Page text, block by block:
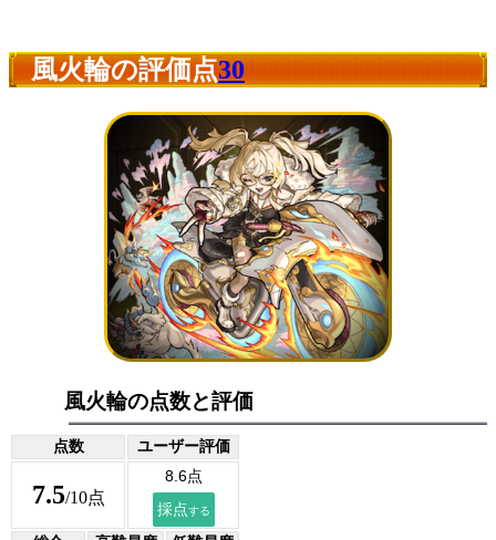
風火輪の評価点30
風火輪の点数と評価
点数 ユーザー評価
7.5/10点